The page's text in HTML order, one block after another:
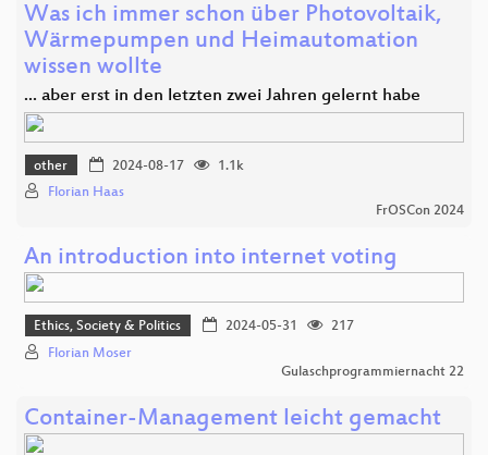
Was ich immer schon über Photovoltaik,
Wärmepumpen und Heimautomation
wissen wollte
... aber erst in den letzten zwei Jahren gelernt habe
other 2024-08-17
1.1k
Florian Haas
FrOSCon 2024
An introduction into internet voting
Ethics, Society & Politics 2024-05-31
217
Florian Moser
Gulaschprogrammiernacht 22
Container-Management leicht gemacht